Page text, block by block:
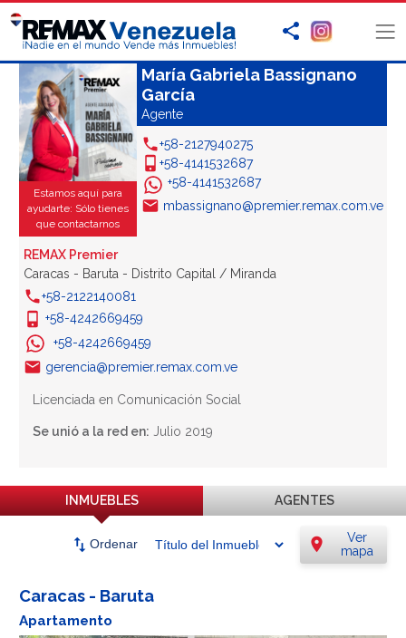
Estamos aquí para
ayudarte: Sólo tienes
que contactarnos
María Gabriela Bassignano
García
Agente
+58-2127940275
+58-4141532687
+58-4141532687
mbassignano@premier.remax.com.ve
REMAX Premier
Caracas - Baruta - Distrito Capital / Miranda
+58-2122140081
+58-4242669459
+58-4242669459
gerencia@premier.remax.com.ve
Licenciada en Comunicación Social
Se unió a la red en: Julio 2019
INMUEBLES AGENTES
swap_vert Ordenar location_on
Ver
mapa
Caracas - Baruta
Apartamento